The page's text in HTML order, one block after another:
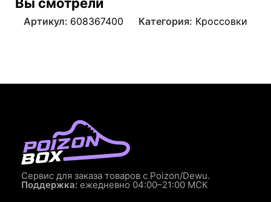
Артикул: 608367400 Категория: Кроссовки
Сервис для заказа товаров с Poizon/Dewu.
Поддержка: ежедневно 04:00–21:00 МСК